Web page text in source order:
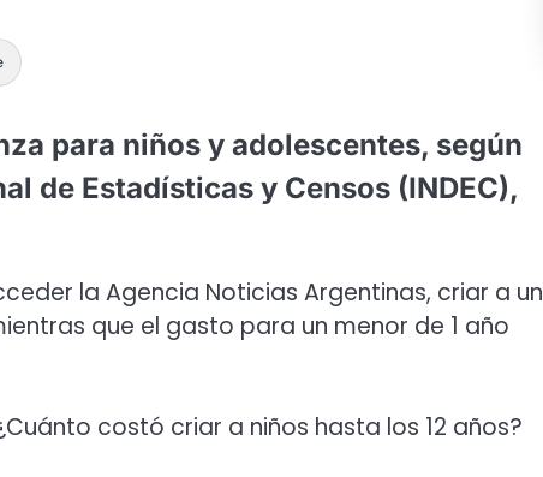
para niños y adolescentes, según
de Estadísticas y Censos (INDEC),
la Agencia Noticias Argentinas, criar a un
que el gasto para un menor de 1 año
costó criar a niños hasta los 12 años?